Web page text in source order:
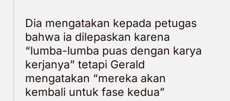
Dia mengatakan kepada petugas
bahwa ia dilepaskan karena
“lumba-lumba puas dengan karya
kerjanya” tetapi Gerald
mengatakan “mereka akan
kembali untuk fase kedua”